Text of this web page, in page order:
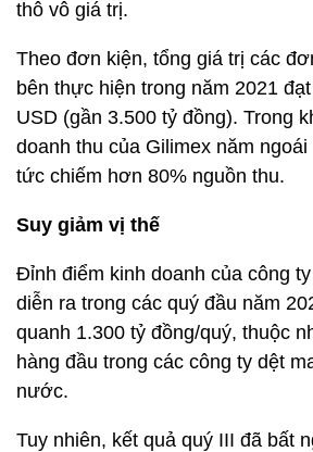
thô vô giá trị.
Theo đơn kiện, tổng giá trị các
bên thực hiện trong năm 2021
USD (gần 3.500 tỷ đồng). Trong
doanh thu của Gilimex năm ngoái
tức chiếm hơn 80% nguồn thu.
Suy giảm vị thế
Đỉnh điểm kinh doanh của công
diễn ra trong các quý đầu năm
quanh 1.300 tỷ đồng/quý, thuộc
hàng đầu trong các công ty dệt
nước.
Tuy nhiên, kết quả quý III đã bất